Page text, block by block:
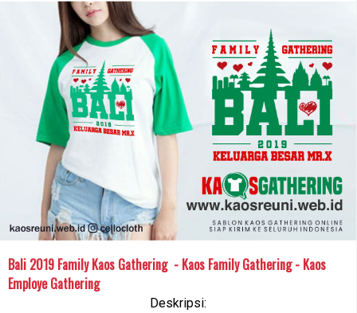
Bali 2019 Family Kaos Gathering - Kaos Family Gathering - Kaos
Employe Gathering
Deskripsi: